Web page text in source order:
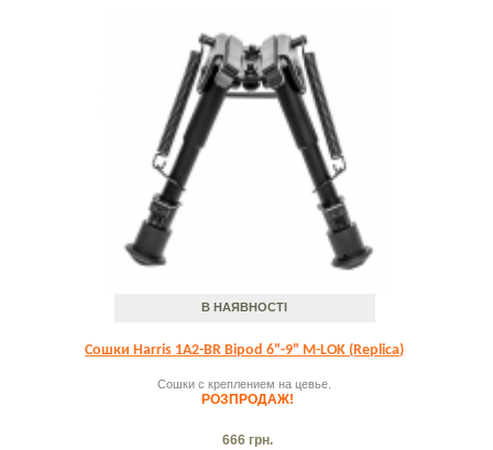
В НАЯВНОСТІ
Сошки Harris 1A2-BR Bipod 6"-9" M-LOK (Replica)
Сошки с креплением на цевье.
РОЗПРОДАЖ!
666 грн.